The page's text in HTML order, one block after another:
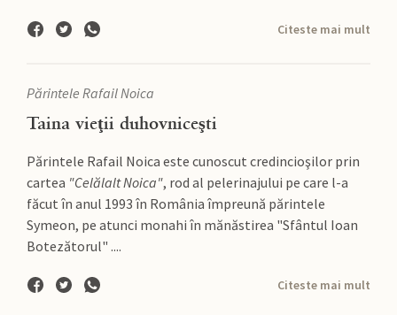
Citeste mai mult
Părintele Rafail Noica
Taina vieţii duhovniceşti
Părintele Rafail Noica este cunoscut credincioşilor prin
cartea "Celălalt Noica", rod al pelerinajului pe care l-a
făcut în anul 1993 în România împreună părintele
Symeon, pe atunci monahi în mănăstirea "Sfântul Ioan
Botezătorul" ....
Citeste mai mult